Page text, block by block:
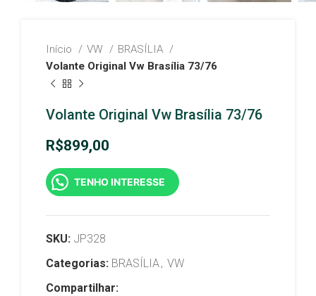
Início VW
BRASÍLIA
Volante Original Vw Brasília 73/76
Volante Original Vw Brasília 73/76
R$899,00
TENHO INTERESSE
SKU: JP328
Categorias: BRASÍLIA, VW
Compartilhar: